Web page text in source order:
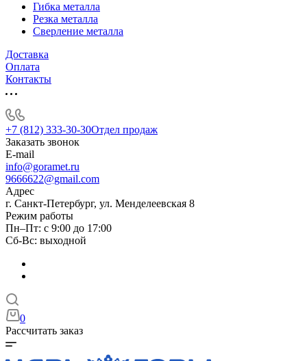
Гибка металла
Резка металла
Сверление металла
Доставка
Оплата
Контакты
+7 (812) 333-30-30Отдел продаж
Заказать звонок
E-mail
info@goramet.ru
9666622@gmail.com
Адрес
г. Санкт-Петербург, ул. Менделеевская 8
Режим работы
Пн–Пт: с 9:00 до 17:00
Сб-Вс: выходной
0
Рассчитать заказ